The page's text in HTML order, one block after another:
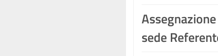
Assegnazione
sede